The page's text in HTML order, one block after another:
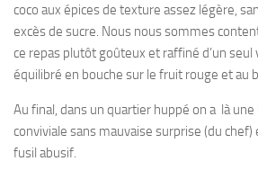
coco aux épices de texture assez légère,
excès de sucre. Nous nous sommes
ce repas plutôt goûteux et raffiné d’un seul
équilibré en bouche sur le fruit rouge et au
Au final, dans un quartier huppé on a là
conviviale sans mauvaise surprise (du
fusil abusif.